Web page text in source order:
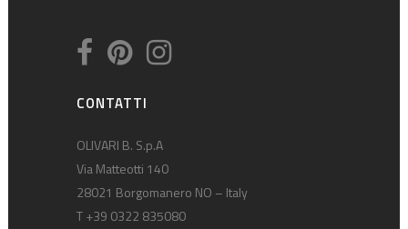
CONTATTI
OLIVARI B. S.p.A
Via Matteotti 140
28021 Borgomanero NO – Italy
T +39 0322 835080